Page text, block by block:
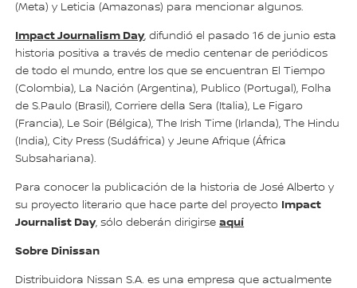
(Meta) y Leticia (Amazonas) para mencionar algunos.
Impact Journalism Day, difundió el pasado 16 de junio esta
historia positiva a través de medio centenar de periódicos
de todo el mundo, entre los que se encuentran El Tiempo
(Colombia), La Nación (Argentina), Publico (Portugal), Folha
de S.Paulo (Brasil), Corriere della Sera (Italia), Le Figaro
(Francia), Le Soir (Bélgica), The Irish Time (Irlanda), The Hindu
(India), City Press (Sudáfrica) y Jeune Afrique (África
Subsahariana).
Para conocer la publicación de la historia de José Alberto y
su proyecto literario que hace parte del proyecto Impact
Journalist Day, sólo deberán dirigirseaquí
Sobre Dinissan
Distribuidora Nissan S.A. es una empresa que actualmente